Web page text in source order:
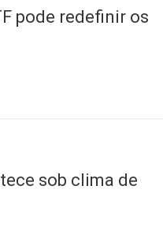
pode redefinir os
sob clima de